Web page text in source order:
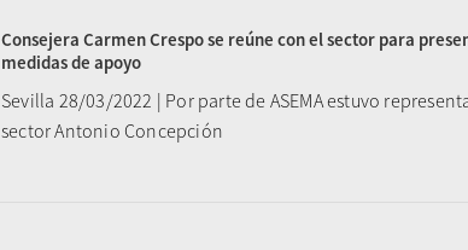
Consejera Carmen Crespo se reúne con el sector para
medidas de apoyo
Sevilla 28/03/2022 | Por parte de ASEMA estuvo
sector Antonio Concepción